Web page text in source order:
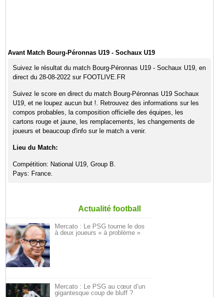
Avant Match Bourg-Péronnas U19 - Sochaux U19
Suivez le résultat du match Bourg-Péronnas U19 - Sochaux U19, en
direct du 28-08-2022 sur FOOTLIVE.FR
Suivez le score en direct du match Bourg-Péronnas U19 Sochaux
U19, et ne loupez aucun but !. Retrouvez des informations sur les
compos probables, la composition officielle des équipes, les
cartons rouge et jaune, les remplacements, les changements de
joueurs et beaucoup d'info sur le match a venir.
Lieu du Match:
Compétition: National U19, Group B.
Pays: France.
Actualité football
Mercato : Le PSG tourne le dos
à deux joueurs « à problème »
Mercato : Le PSG au cœur d’un
gigantesque coup de bluff ?